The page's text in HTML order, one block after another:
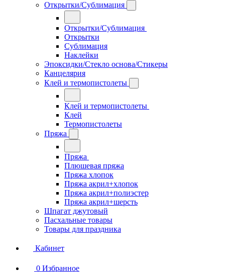
Открытки/Сублимация
Открытки/Сублимация
Открытки
Сублимация
Наклейки
Эпоксидки/Стекло основа/Стикеры
Канцелярия
Клей и термопистолеты
Клей и термопистолеты
Клей
Термопистолеты
Пряжа
Пряжа
Плюшевая пряжа
Пряжа хлопок
Пряжа акрил+хлопок
Пряжа акрил+полиэстер
Пряжа акрил+шерсть
Шпагат джутовый
Пасхальные товары
Товары для праздника
Кабинет
0 Избранное